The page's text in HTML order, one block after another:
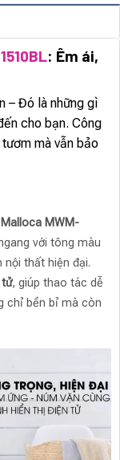
: Êm ái,
– Đó là những gì
cho bạn. Công
mà vẫn bảo
MWM-
với tông màu
thất hiện đại.
, giúp thao tác dễ
chỉ bền bỉ mà còn